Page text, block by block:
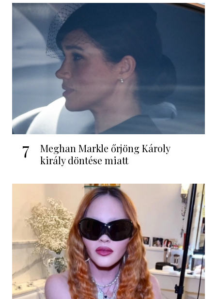
7
Meghan Markle őrjöng Károly
király döntése miatt